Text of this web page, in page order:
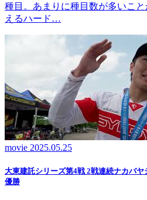
種目。あまりに種目数が多いこ
えるハード…
movie 2025.05.25
大東建託シリーズ第4戦 2戦連続ナカバ
優勝